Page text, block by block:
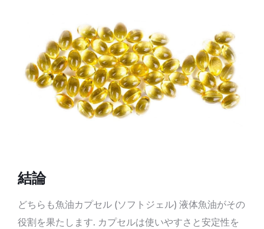
結論
どちらも魚油カプセル (ソフトジェル) 液体魚油がその
役割を果たします. カプセルは使いやすさと安定性を